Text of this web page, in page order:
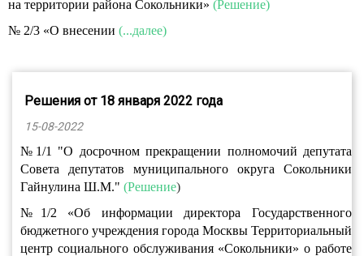
на территории района Сокольники» (Решение)
№ 2/3 «О внесении (...далее)
Решения от 18 января 2022 года
15-08-2022
№1/1 "О досрочном прекращении полномочий депутата
Совета депутатов муниципального округа Сокольники
Гайнулина Ш.М." (Решение)
№1/2 «Об информации директора Государственного
бюджетного учреждения города Москвы Территориальный
центр социального обслуживания «Сокольники» о работе